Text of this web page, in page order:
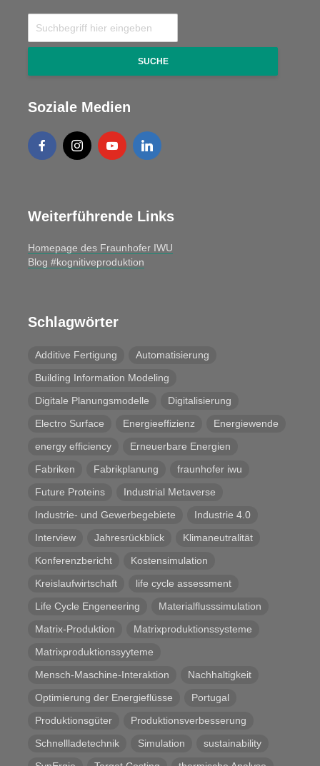
SUCHE
Soziale Medien
Weiterführende Links
Homepage des Fraunhofer IWU
Blog #kognitiveproduktion
Schlagwörter
Additive Fertigung
Automatisierung
Building Information Modeling
Digitale Planungsmodelle
Digitalisierung
Electro Surface
Energieeffizienz
Energiewende
energy efficiency
Erneuerbare Energien
Fabriken
Fabrikplanung
fraunhofer iwu
Future Proteins
Industrial Metaverse
Industrie- und Gewerbegebiete
Industrie 4.0
Interview
Jahresrückblick
Klimaneutralität
Konferenzbericht
Kostensimulation
Kreislaufwirtschaft
life cycle assessment
Life Cycle Engeneering
Materialflusssimulation
Matrix-Produktion
Matrixproduktionssysteme
Matrixproduktionssyyteme
Mensch-Maschine-Interaktion
Nachhaltigkeit
Optimierung der Energieflüsse
Portugal
Produktionsgüter
Produktionsverbesserung
Schnellladetechnik
Simulation
sustainability